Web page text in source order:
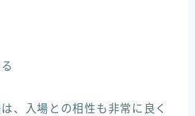
、入場との相性も非常に良く